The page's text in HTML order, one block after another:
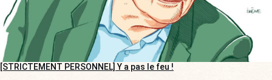
[STRICTEMENT PERSONNEL] Y a pas le feu !